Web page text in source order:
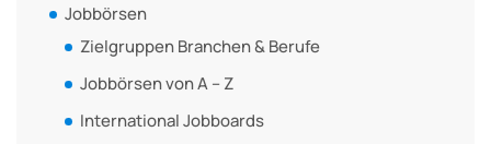
Jobbörsen
Zielgruppen Branchen & Berufe
Jobbörsen von A – Z
International Jobboards